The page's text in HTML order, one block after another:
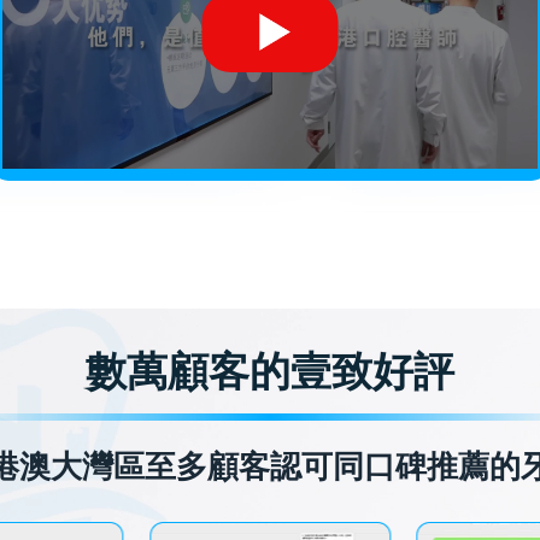
數萬顧客的壹致好評
澳大灣區至多顧客認可同口碑推薦的